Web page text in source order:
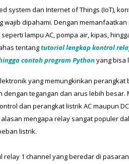
system dan Internet of Things (IoT),
wajib dipahami. Dengan
lampu AC, pompa air, kipas,
tentang tutorial lengkap kontrol
contoh program Python yang bisa
yang memungkinkan
dengan tegangan dan arus lebih
dan perangkat listrik AC maupun
alasan mengapa relay sangat populer
listrik.
relay 1 channel yang beredar di